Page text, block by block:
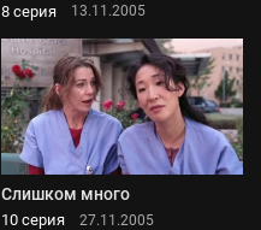
8 серия 13.11.2005
Слишком много
10 серия 27.11.2005